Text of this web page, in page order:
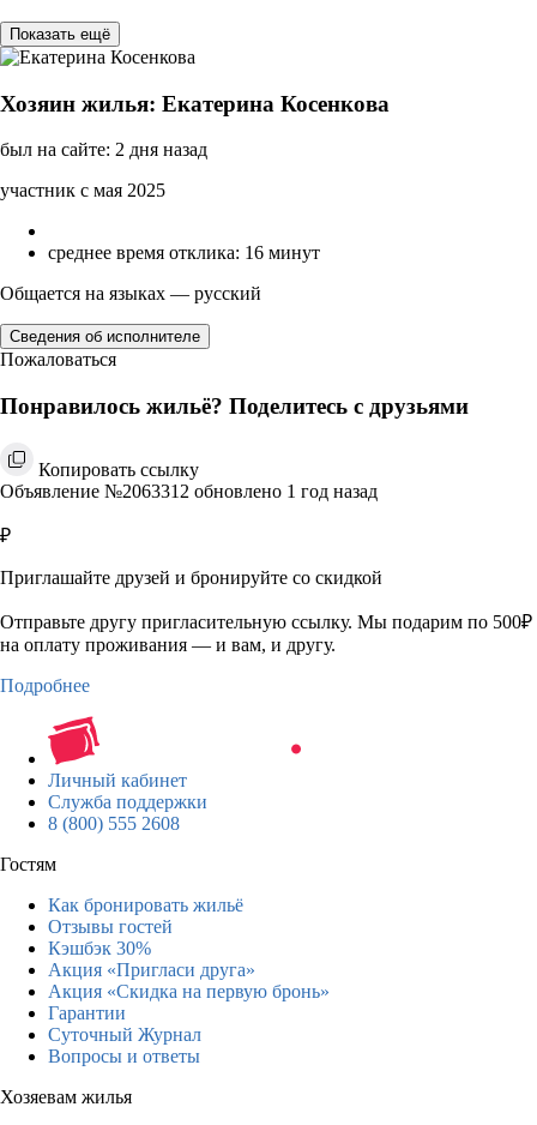
Показать ещё
Хозяин жилья: Екатерина Косенкова
был на сайте: 2 дня назад
участник с мая 2025
среднее время отклика: 16 минут
Общается на языках — русский
Сведения об исполнителе
Пожаловаться
Понравилось жильё? Поделитесь с друзьями
Копировать ссылку
Объявление №2063312 обновлено 1 год назад
₽
Приглашайте друзей и бронируйте со скидкой
Отправьте другу пригласительную ссылку. Мы подарим по 500₽
на оплату проживания — и вам, и другу.
Подробнее
Личный кабинет
Служба поддержки
8 (800) 555 2608
Гостям
Как бронировать жильё
Отзывы гостей
Кэшбэк 30%
Акция «Пригласи друга»
Акция «Скидка на первую бронь»
Гарантии
Суточный Журнал
Вопросы и ответы
Хозяевам жилья